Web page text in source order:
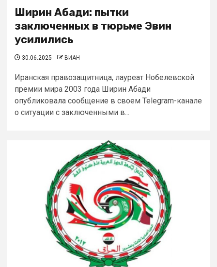
Ширин Абади: пытки
заключенных в тюрьме Эвин
усилились
30.06.2025 ВИАН
Иранская правозащитница, лауреат Нобелевской
премии мира 2003 года Ширин Абади
опубликовала сообщение в своем Telegram-канале
о ситуации с заключенными в...